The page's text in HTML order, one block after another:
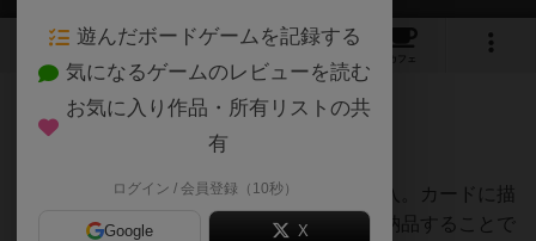
9 4
カフェ
205名 0名 0 5年以上前
協力系のボードゲームがしたいなと思い購入。カードに描
かれた依頼品を素材を組み合わせて製造し納品することで
遊んだボードゲームを記録する
気になるゲームのレビューを読む
お気に入り作品・所有リストの共
有
ログイン / 会員登録（10秒）
Google X